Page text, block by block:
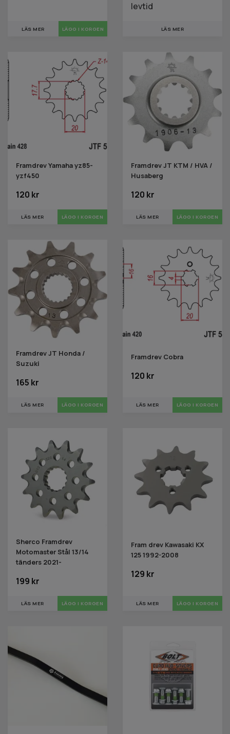
LÄS MER
levtid
LÄS MER
Framdrev Yamaha yz85-
yzf450
120 kr
LÄS MER LÄGG I KORGEN
Framdrev JT KTM / HVA /
Husaberg
120 kr
LÄS MER LÄGG I KORGEN
Framdrev JT Honda /
Suzuki
165 kr
LÄS MER LÄGG I KORGEN
Framdrev Cobra
120 kr
LÄS MER LÄGG I KORGEN
Sherco Framdrev
Motomaster Stål 13/14
tänders 2021-
199 kr
LÄS MER LÄGG I KORGEN
Fram drev Kawasaki KX
125 1992-2008
129 kr
LÄS MER LÄGG I KORGEN